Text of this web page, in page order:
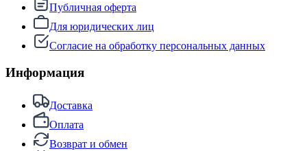
Публичная оферта
Для юридических лиц
Согласие на обработку персональных данных
Информация
Доставка
Оплата
Возврат и обмен